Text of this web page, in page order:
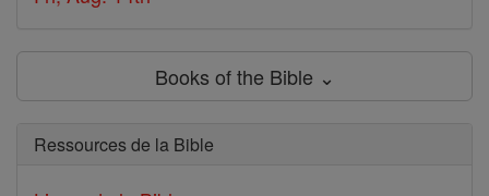
Books of the Bible ⌄
Ressources de la Bible